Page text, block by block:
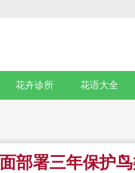
花卉诊所 花语大全
部署三年保护